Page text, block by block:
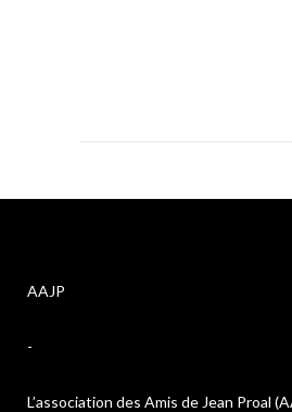
AAJP
-
L’association des Amis de Jean Proal